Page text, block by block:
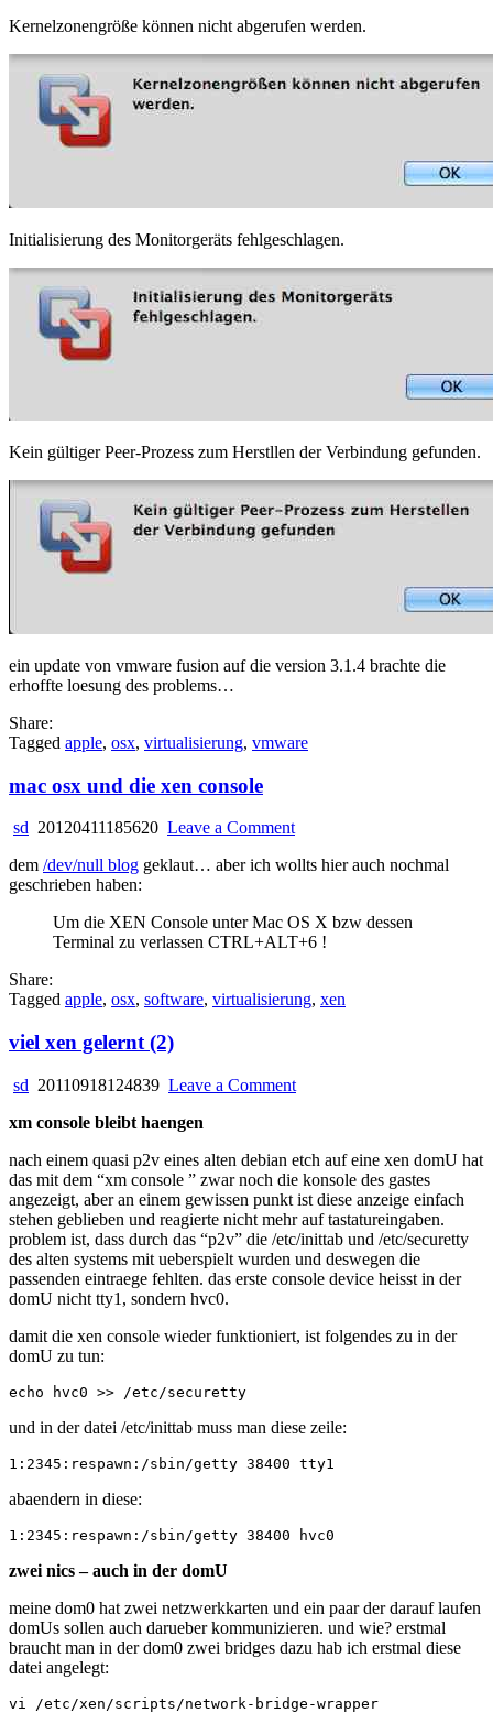
osx
auf
10.7.4
Kernelzonengröße können nicht abgerufen werden.
Initialisierung des Monitorgeräts fehlgeschlagen.
Kein gültiger Peer-Prozess zum Herstllen der Verbindung gefunden.
ein update von vmware fusion auf die version 3.1.4 brachte die
erhoffte loesung des problems…
Share:
Tagged apple, osx, virtualisierung, vmware
mac osx und die xen console
sd 20120411185620 Leave a Commenton
osx
xen
console
dem /dev/null blog geklaut… aber ich wollts hier auch nochmal
geschrieben haben:
Um die XEN Console unter Mac OS X bzw dessen
Terminal zu verlassen CTRL+ALT+6 !
Share:
Tagged apple, osx, software, virtualisierung, xen
viel xen gelernt (2)
sd 20110918124839 Leave a Commenton
(2)
xm console bleibt haengen
nach einem quasi p2v eines alten debian etch auf eine xen domU hat
das mit dem “xm console ” zwar noch die konsole des gastes
angezeigt, aber an einem gewissen punkt ist diese anzeige einfach
stehen geblieben und reagierte nicht mehr auf tastatureingaben.
problem ist, dass durch das “p2v” die /etc/inittab und /etc/securetty
des alten systems mit ueberspielt wurden und deswegen die
passenden eintraege fehlten. das erste console device heisst in der
domU nicht tty1, sondern hvc0.
damit die xen console wieder funktioniert, ist folgendes zu in der
domU zu tun:
und in der datei /etc/inittab muss man diese zeile:
abaendern in diese:
zwei nics – auch in der domU
meine dom0 hat zwei netzwerkkarten und ein paar der darauf laufen
domUs sollen auch darueber kommunizieren. und wie? erstmal
braucht man in der dom0 zwei bridges dazu hab ich erstmal diese
datei angelegt: